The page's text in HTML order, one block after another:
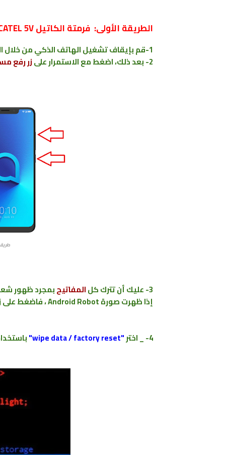
الطريقة الأولى: فرمتة الكاتيل ALCATEL 5V عن طريق الريكفري
1-قم بإيقاف تشغيل الهاتف الذكي من خلال الضغط باستمرار على
2- بعد ذلك، اضغط مع الاستمرار على
زر رفع
3- عليك أن تترك كل المفاتيحبمجرد ظهور
إذا ظهرت صورة Android Robot ، فاضغط على زر رفع مستوى الصوت وبعد ثانيتين ، انقر فوق مفتاح التشغيل.
4- _ اختر "wipe data / factory reset"